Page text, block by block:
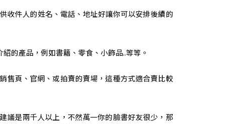
收件人的姓名、電話、地址好讓你可以安排後續的
的產品，例如書籍、零食、小飾品..等等。
售頁、官網、或拍賣的賣場，這種方式適合賣比較
議是兩千人以上，不然萬一你的臉書好友很少，那